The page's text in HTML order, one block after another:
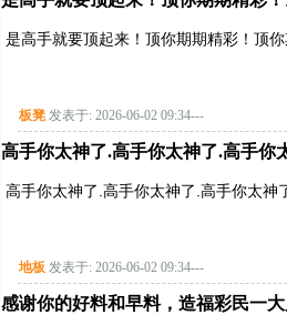
是高手就要顶起来！顶你期期精彩！顶
板凳 发表于: 2026-06-02 09:34---
高手你太神了.高手你太神了.高手你
高手你太神了.高手你太神了.高手你太神
地板 发表于: 2026-06-02 09:34---
感谢你的好料和早料，造福彩民一